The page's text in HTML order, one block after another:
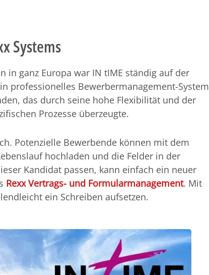
Systems
in ganz Europa war IN tIME ständig auf der
professionelles Bewerbermanagement-System
das durch seine hohe Flexibilität und der
Prozesse überzeugte.
Potenzielle Bewerbende können mit dem
hochladen und die Felder in der
Kandidat passen, kann einfach ein neuer
Rexx Vertrags- und Formularmanagement. Mit
ein Schreiben aufsetzen.